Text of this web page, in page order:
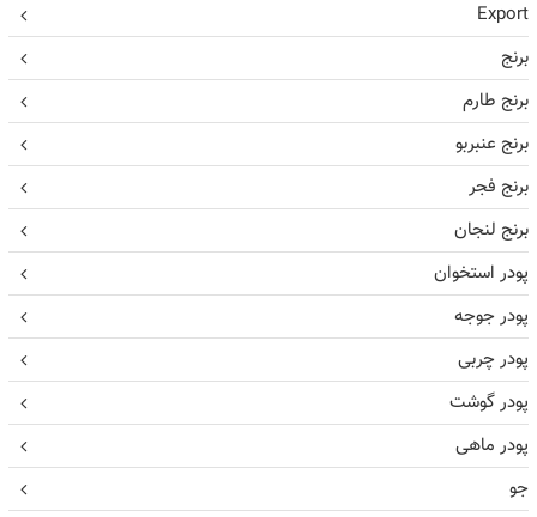
Export
برنج
برنج طارم
برنج عنبربو
برنج فجر
برنج لنجان
پودر استخوان
پودر جوجه
پودر چربی
پودر گوشت
پودر ماهی
جو